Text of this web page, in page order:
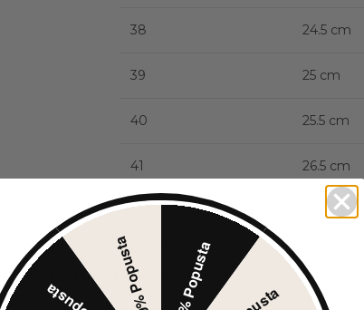
38 24.5 cm
39 25 cm
40 25.5 cm
41 26.5 cm
Size guide
DODATNE INFORMACIJE RECENZIJE (0)
5% Popusta
30% Popusta